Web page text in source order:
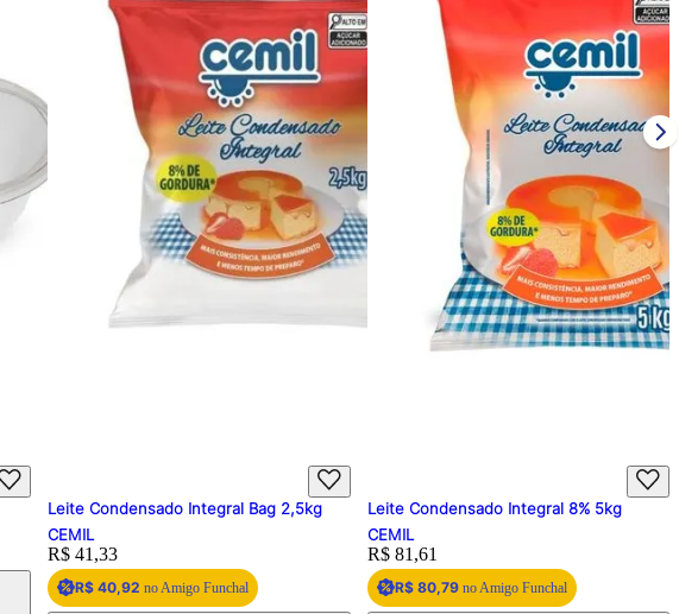
Leite Condensado Integral Bag 2,5kg
CEMIL
Price:
R$ 41,33
R$ 40,92 no Amigo Funchal
Leite Condensado Integral 8% 5kg
CEMIL
Price:
R$ 81,61
R$ 80,79no Amigo Funchal